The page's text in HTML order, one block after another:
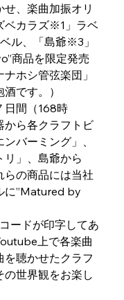
、楽曲加振オリ
ベカラズ※1」ラベ
ル、「島爺※3」
商品を限定発売
ホシ管弦楽団」
です。）
日間（168時
から各クラフトビ
バーミング」、
」、島爺から
らの商品には当社
に”Matured by
ードが印字してあ
上で各楽曲
を聴かせたクラフ
の世界観をお楽し